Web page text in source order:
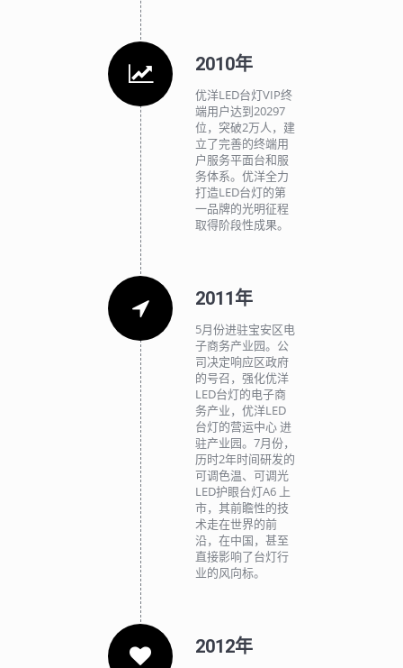
2010年
优洋LED台灯VIP终
端用户达到20297
位，突破2万人，建
立了完善的终端用
户服务平面台和服
务体系。优洋全力
打造LED台灯的第
一品牌的光明征程
取得阶段性成果。
2011年
5月份进驻宝安区电
子商务产业园。公
司决定响应区政府
的号召，强化优洋
LED台灯的电子商
务产业，优洋LED
台灯的营运中心 进
驻产业园。7月份，
历时2年时间研发的
可调色温、可调光
LED护眼台灯A6 上
市，其前瞻性的技
术走在世界的前
沿，在中国，甚至
直接影响了台灯行
业的风向标。
2012年